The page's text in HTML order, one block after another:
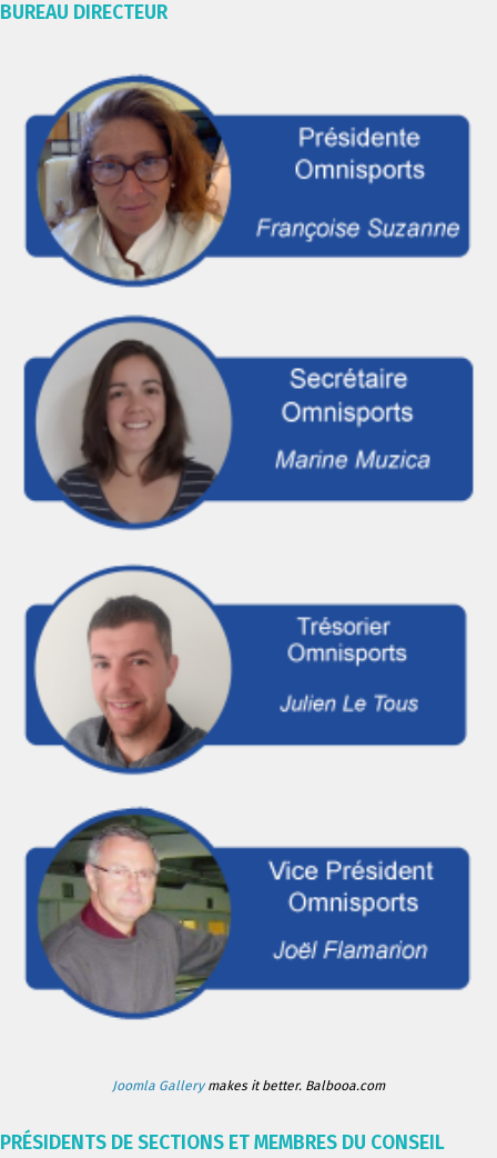
BUREAU DIRECTEUR
Joomla Gallerymakes it better. Balbooa.com
PRÉSIDENTS DE SECTIONS ET MEMBRES DU CONSEIL